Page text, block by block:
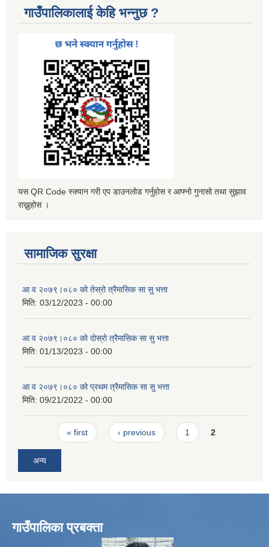
गाउँपालिकालाई केहि भन्नुछ ?
यस QR Code स्क्यान गरी एप डाउनलोड गर्नुहोस र आफ्नो गुनासो तथा सुझाव
राख्नुहोस ।
सामाजिक सुरक्षा
आ व २०७९।०८० को तेस्रो त्रैमासिक सा सु भत्ता
मिति: 03/12/2023 - 00:00
आ व २०७९।०८० को दाेस्रो त्रैमासिक सा सु भत्ता
मिति: 01/13/2023 - 00:00
आ व २०७९।०८० को प्रथम त्रैमासिक सा सु भत्ता
मिति: 09/21/2022 - 00:00
Pages« first ‹ previous 1 2
अन्य
गाउँपालिका प्रबक्ता